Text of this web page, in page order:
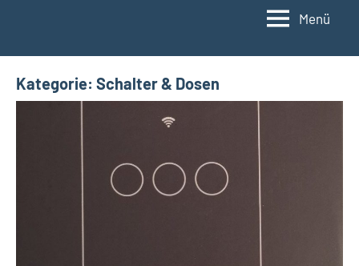
Menü
Kategorie: Schalter & Dosen